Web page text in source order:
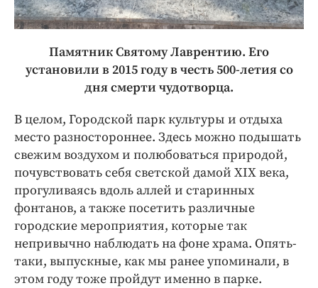
Памятник Святому Лаврентию. Его
установили в 2015 году в честь 500-летия со
дня смерти чудотворца.
В целом, Городской парк культуры и отдыха
место разностороннее. Здесь можно подышать
свежим воздухом и полюбоваться природой,
почувствовать себя светской дамой ХIХ века,
прогуливаясь вдоль аллей и старинных
фонтанов, а также посетить различные
городские мероприятия, которые так
непривычно наблюдать на фоне храма. Опять-
таки, выпускные, как мы ранее упоминали, в
этом году тоже пройдут именно в парке.